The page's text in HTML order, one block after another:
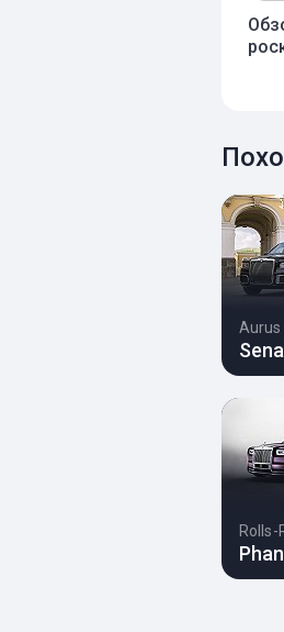
Aurus
Rolls-